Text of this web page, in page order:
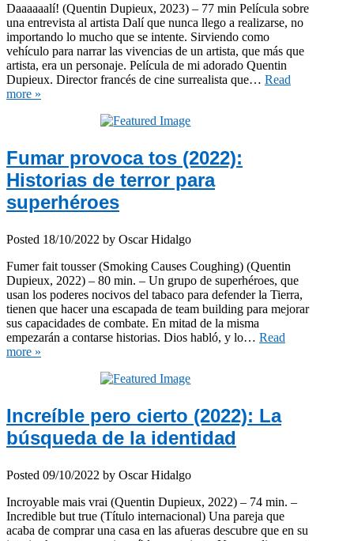
Daaaaaalí! (Quentin Dupieux, 2023) – 77 min Película sobre
una entrevista al artista Dalí que nunca llego a realizarse, no
importando lo mucho que se intente. Sirviendo como
vehículo para narrar las vivencias de un artista, que más que
artista, era un personaje. Película de mi adorado Quentin
Dupieux. Director francés de cine surrealista que… Read
more »
Fumar provoca tos (2022):
Historias de terror para
superhéroes
Posted 18/10/2022 by Oscar Hidalgo
Fumer fait tousser (Smoking Causes Coughing) (Quentin
Dupieux, 2022) – 80 min. – Un grupo de superhéroes, que
usan los poderes nocivos del tabaco para defender la Tierra,
tienen que hacer una escapada de team building para mejorar
sus capacidades de combate. En mitad de la misma
empezarán a contarse historias. Dios habló, y lo… Read
more »
Increíble pero cierto (2022): La
búsqueda de la identidad
Posted 09/10/2022 by Oscar Hidalgo
Incroyable mais vrai (Quentin Dupieux, 2022) – 74 min. –
Incredible but true (Título internacional) Una pareja que
acaba de comprar una casa en las afueras descubre que en su